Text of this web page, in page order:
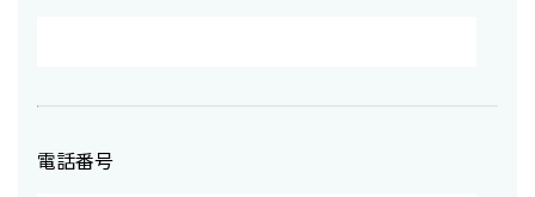
電話番号